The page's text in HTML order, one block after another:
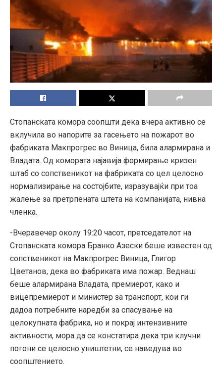
Стопанската комора соопшти дека вчера активно се
вклучила во напорите за гасењето на пожарот во
фабриката Макпрогрес во Виница, била алармирана и
Владата. Од комората најавија формирање кризен
штаб со сопственикот на фабриката со цел целосно
нормализирање на состојбите, изразувајќи при тоа
жалење за претрпената штета на компанијата, нивна
членка.
-Вчеравечер околу 19:20 часот, претседателот на
Стопанската комора Бранко Азески беше известeн од
сопственикот на Макпрогрес Виница, Глигор
Цветанов, дека во фабриката има пожар. Веднаш
беше алармирана Владата, премиерот, како и
вицепремиерот и министер за транспорт, кои ги
дадоа потребните наредби за спасување на
целокупната фабрика, но и покрај интензивните
активности, мора да се констатира дека три клучни
погони се целосно уништетни, се наведува во
соопштението.